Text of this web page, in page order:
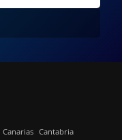
Canarias Cantabria